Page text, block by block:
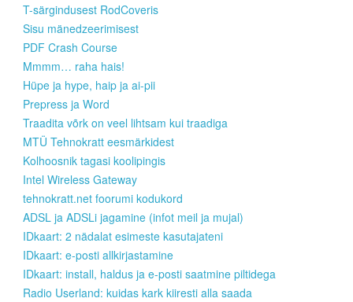
T-särgindusest RodCoveris
Sisu mänedzeerimisest
PDF Crash Course
Mmmm… raha hais!
Hüpe ja hype, haip ja ai-pii
Prepress ja Word
Traadita võrk on veel lihtsam kui traadiga
MTÜ Tehnokratt eesmärkidest
Kolhoosnik tagasi koolipingis
Intel Wireless Gateway
tehnokratt.net foorumi kodukord
ADSL ja ADSLi jagamine (infot meil ja mujal)
IDkaart: 2 nädalat esimeste kasutajateni
IDkaart: e-posti allkirjastamine
IDkaart: install, haldus ja e-posti saatmine piltidega
Radio Userland: kuidas kark kiiresti alla saada